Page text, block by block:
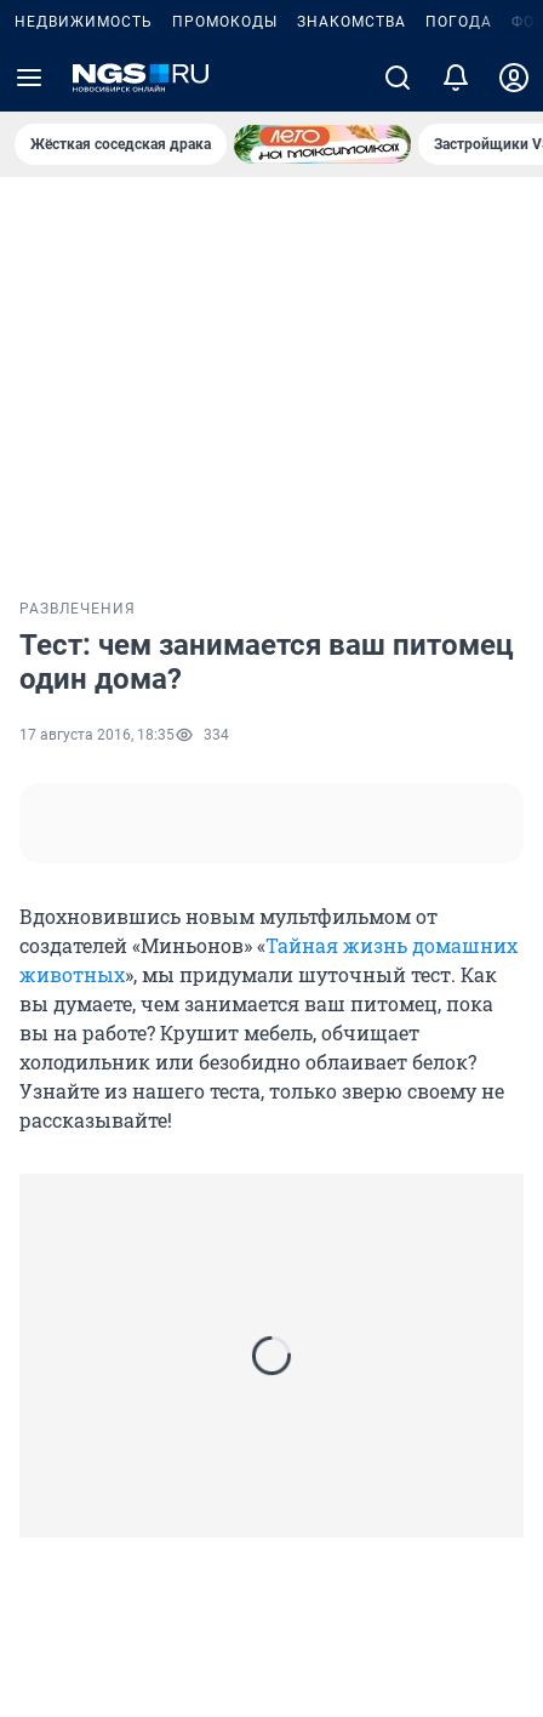
НЕДВИЖИМОСТЬ ПРОМОКОДЫ ЗНАКОМСТВА ПОГОДА
Жёсткая соседская драка Застройщики
РАЗВЛЕЧЕНИЯ
Тест: чем занимается ваш питомец
один дома?
17 августа 2016, 18:35 334
Вдохновившись новым мультфильмом от
создателей «Миньонов» «Тайная жизнь домашних
животных», мы придумали шуточный тест. Как
вы думаете, чем занимается ваш питомец, пока
вы на работе? Крушит мебель, обчищает
холодильник или безобидно облаивает белок?
Узнайте из нашего теста, только зверю своему не
рассказывайте!